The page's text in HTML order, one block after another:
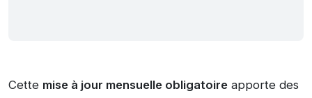
Cette mise à jour mensuelle obligatoire apporte des